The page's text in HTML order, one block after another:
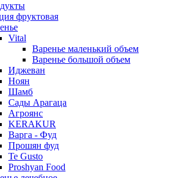
фруктовая
Vital
Варенье маленький объем
Варенье большой объем
Иджеван
Ноян
Шамб
Сады Арагаца
Агроянс
KERAKUR
Варга - Фуд
Прошян фуд
Te Gusto
Proshyan Food